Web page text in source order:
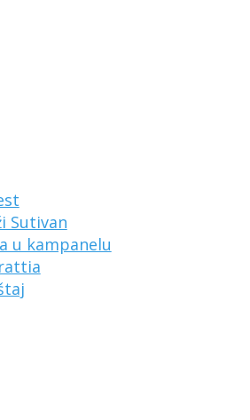
Sutivan
u kampanelu